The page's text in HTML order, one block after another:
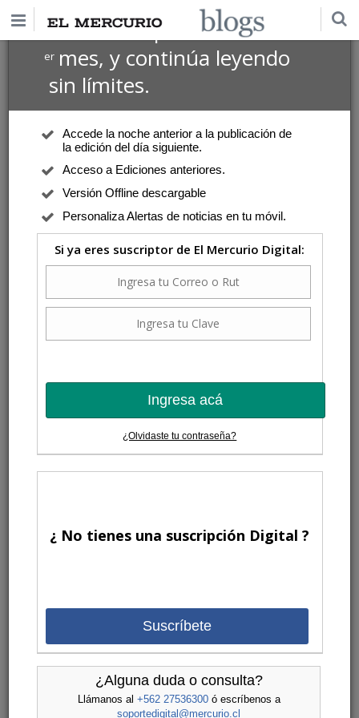
Suscríbete por $1 USD
ermes, y continúa leyendo
sin límites.
Accede la noche anterior a la publicación de
la edición del día siguiente.
Acceso a Ediciones anteriores.
Versión Offline descargable
Personaliza Alertas de noticias en tu móvil.
Si ya eres suscriptor de El Mercurio Digital:
Ingresa acá
¿Olvidaste tu contraseña?
¿ No tienes una suscripción Digital ?
Suscríbete
¿Alguna duda o consulta?
Llámanos al +562 27536300ó escríbenos a
soportedigital@mercurio.cl